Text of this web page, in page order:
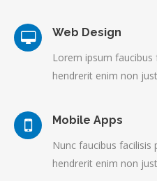
Web Design
Lorem ipsum faucibus
hendrerit enim non
Mobile Apps
Nunc faucibus facilisis
hendrerit enim non